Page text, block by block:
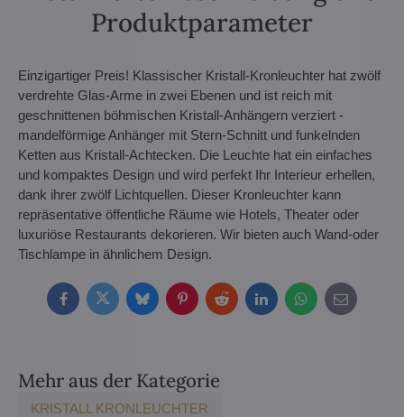
Produktparameter
Einzigartiger Preis! Klassischer Kristall-Kronleuchter hat zwölf
verdrehte Glas-Arme in zwei Ebenen und ist reich mit
geschnittenen böhmischen Kristall-Anhängern verziert -
mandelförmige Anhänger mit Stern-Schnitt und funkelnden
Ketten aus Kristall-Achtecken. Die Leuchte hat ein einfaches
und kompaktes Design und wird perfekt Ihr Interieur erhellen,
dank ihrer zwölf Lichtquellen. Dieser Kronleuchter kann
repräsentative öffentliche Räume wie Hotels, Theater oder
luxuriöse Restaurants dekorieren. Wir bieten auch Wand-oder
Tischlampe in ähnlichem Design.
FacebookTwitterBlueskyPinterestRedditLinkedInWhatsApp
E-
mail
Mehr aus der Kategorie
KRISTALL KRONLEUCHTER